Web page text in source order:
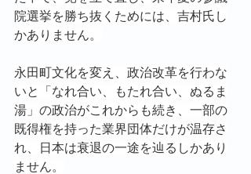
院選挙を勝ち抜くためには、吉村氏し
かありません。
永田町文化を変え、政治改革を行わな
いと「なれ合い、もたれ合い、ぬるま
湯」の政治がこれからも続き、一部の
既得権を持った業界団体だけが温存さ
れ、日本は衰退の一途を辿るしかあり
ません。